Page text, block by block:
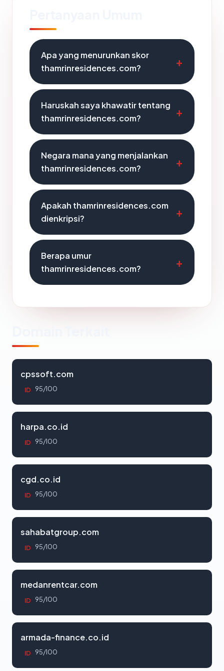
Apa yang menurunkan skor
thamrinresidences.com?
Haruskah saya khawatir tentang
thamrinresidences.com?
Negara mana yang menjalankan
thamrinresidences.com?
Apakah thamrinresidences.com
dienkripsi?
Berapa umur
thamrinresidences.com?
cpssoft.com
ID 95/100
harpa.co.id
ID 95/100
cgd.co.id
ID 95/100
sahabatgroup.com
ID 95/100
medanrentcar.com
ID 95/100
armada-finance.co.id
ID 95/100